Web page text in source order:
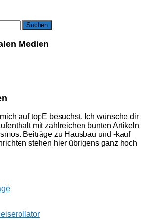
Medien
auf topE besuchst. Ich wünsche dir
mit zahlreichen bunten Artikeln
Beiträge zu Hausbau und -kauf
stehen hier übrigens ganz hoch